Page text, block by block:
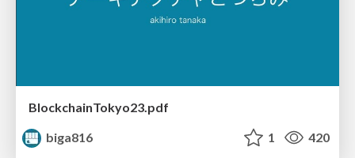
BlockchainTokyo23.pdf
biga816
1 420